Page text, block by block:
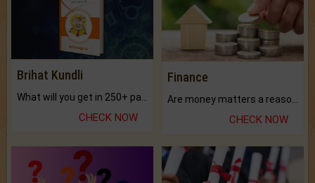
Brihat Kundli
CHECK NOW
Finance
CHECK NOW